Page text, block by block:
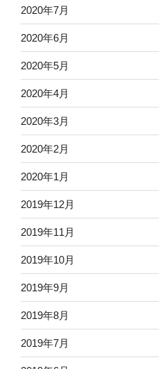
2020年7月
2020年6月
2020年5月
2020年4月
2020年3月
2020年2月
2020年1月
2019年12月
2019年11月
2019年10月
2019年9月
2019年8月
2019年7月